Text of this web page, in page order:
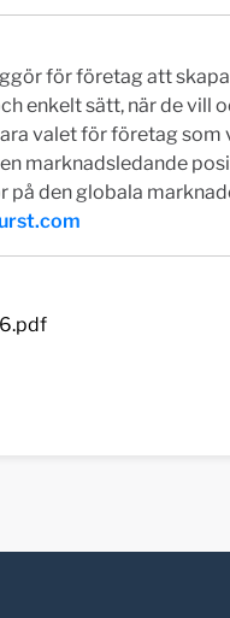
för företag att skapa
enkelt sätt, när de vill
valet för företag som
marknadsledande
på den globala